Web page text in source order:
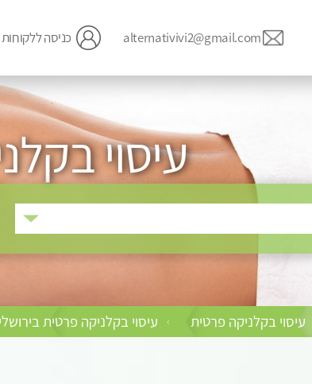
alternativivi2@gmail.com כניסה ללקוחות
עיסוי
עיסוי בקלניקה פרטית › עיסוי בקלניקה פרטית